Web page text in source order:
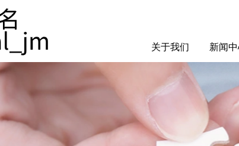
关于我们
集团介绍
全球布局
发展历程
资源资质
联系我们
新闻
yabo.com
建筑装饰
西）股份
司新闻